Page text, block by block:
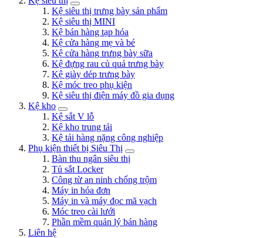
Kệ siêu thị trưng bày sản phẩm
Kệ siêu thị MINI
Kệ bán hàng tạp hóa
Kệ cửa hàng mẹ và bé
Kệ cửa hàng trưng bày sữa
Kệ đựng rau củ quả trưng bày
Kệ giày dép trưng bày
Kệ móc treo phụ kiện
Kệ siêu thị điện máy đồ gia dụng
Kệ kho
Kệ sắt V lỗ
Kệ kho trung tải
Kệ tải hàng nặng công nghiệp
Phụ kiện thiết bị Siêu Thị
Bàn thu ngân siêu thị
Tủ sắt Locker
Công từ an ninh chống trộm
Máy in hóa đơn
Máy in và máy đọc mã vạch
Móc treo cài lưới
Phần mềm quản lý bán hàng
Liên hệ